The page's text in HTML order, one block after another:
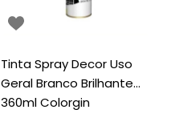
Tinta Spray Decor Uso
Geral Branco Brilhante
360ml Colorgin